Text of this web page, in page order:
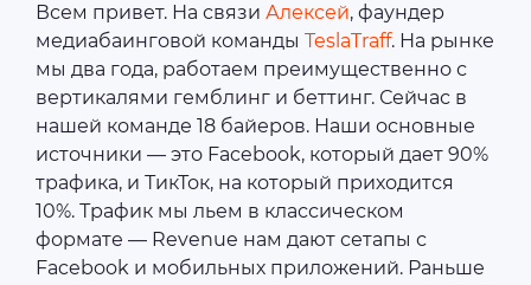
Всем привет. На связи Алексей, фаундер
медиабаинговой команды TeslaTraff. На рынке
мы два года, работаем преимущественно с
вертикалями гемблинг и беттинг. Сейчас в
нашей команде 18 байеров. Наши основные
источники — это Facebook, который дает 90%
трафика, и ТикТок, на который приходится
10%. Трафик мы льем в классическом
формате — Revenue нам дают сетапы с
Facebook и мобильных приложений. Раньше